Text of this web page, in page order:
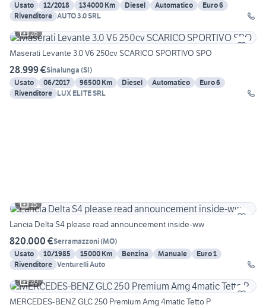
Usato
12/2018 134000 Km Diesel Automatico
Euro 6
Rivenditore AUTO 3.0 SRL
26
Maserati Levante 3.0 V6 250cv SCARICO SPORTIVO SPO
28.999 €Sinalunga (SI)
Usato
06/2017 96500 Km Diesel Automatico
Euro 6
Rivenditore LUX ELITE SRL
15
Lancia Delta S4 please read announcement inside-ww
820.000 €Serramazzoni(MO)
Usato
10/1985 15000 Km Benzina Manuale
Euro 1
Rivenditore Venturelli Auto
20
MERCEDES-BENZ GLC 250 Premium Amg 4matic Tetto P